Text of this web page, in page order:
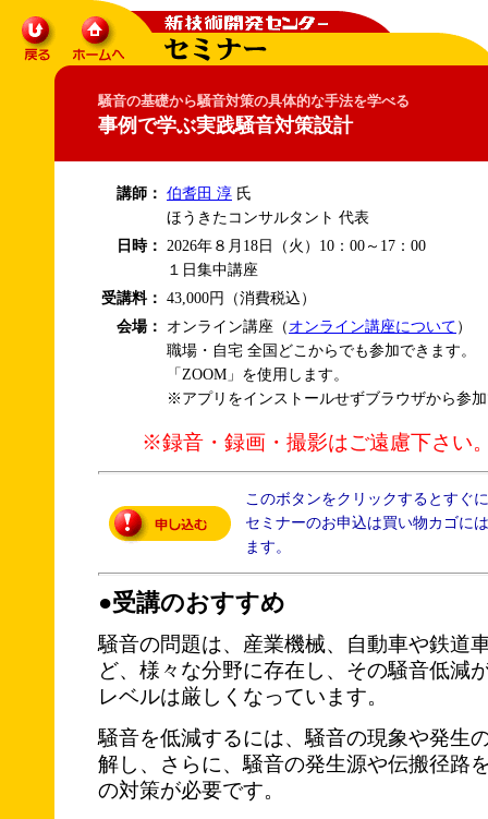
騒音の基礎から騒音対策の具体的な手法を学べる
事例で学ぶ実践騒音対策設計
講師： 伯耆田 淳 氏
ほうきたコンサルタント 代表
日時： 2026年８月18日（火）10：00～17：00
１日集中講座
受講料： 43,000円（消費税込）
会場：
オンライン講座（ オンライン講座について ）
職場・自宅 全国どこからでも参加できます。
「ZOOM」を使用します。
※アプリをインストールせずブラウザから参
※録音・録画・撮影はご遠慮下さい
このボタンをクリックするとすぐ
セミナーのお申込は買い物カゴに
ます。
●受講のおすすめ
騒音の問題は、産業機械、自動車や鉄道
ど、様々な分野に存在し、その騒音低減
レベルは厳しくなっています。
騒音を低減するには、騒音の現象や発生
解し、さらに、騒音の発生源や伝搬径路
の対策が必要です。